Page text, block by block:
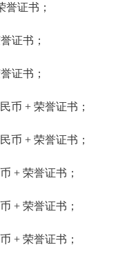
誉证书；
证书；
证书；
币 + 荣誉证书；
币 + 荣誉证书；
+ 荣誉证书；
+ 荣誉证书；
+ 荣誉证书；